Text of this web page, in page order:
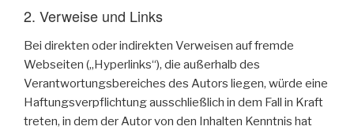
2. Verweise und Links
Bei direkten oder indirekten Verweisen auf fremde
Webseiten („Hyperlinks“), die außerhalb des
Verantwortungsbereiches des Autors liegen, würde eine
Haftungsverpflichtung ausschließlich in dem Fall in Kraft
treten, in dem der Autor von den Inhalten Kenntnis hat